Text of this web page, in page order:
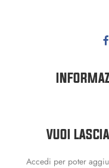
VUOI
Accedi per poter